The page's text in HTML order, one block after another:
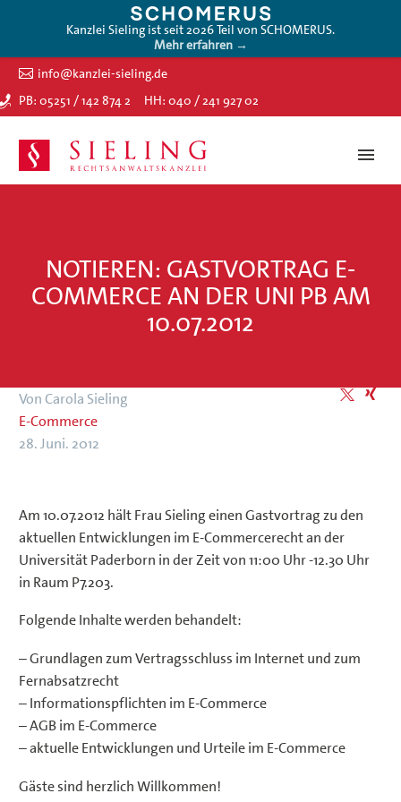
Kanzlei Sieling ist seit 2026 Teil von SCHOMERUS.
Mehr erfahren →
info@kanzlei-sieling.de
PB: 05251 / 142 874 2
HH: 040 / 241 927 02
NOTIEREN: GASTVORTRAG E-
COMMERCE AN DER UNI PB AM
10.07.2012
Von Carola Sieling
E-Commerce
28. Juni. 2012
Am 10.07.2012 hält Frau Sieling einen Gastvortrag zu den
aktuellen Entwicklungen im E-Commercerecht an der
Universität Paderborn in der Zeit von 11:00 Uhr -12.30 Uhr
in Raum P7.203.
Folgende Inhalte werden behandelt:
– Grundlagen zum Vertragsschluss im Internet und zum
Fernabsatzrecht
– Informationspflichten im E-Commerce
– AGB im E-Commerce
– aktuelle Entwicklungen und Urteile im E-Commerce
Gäste sind herzlich Willkommen!